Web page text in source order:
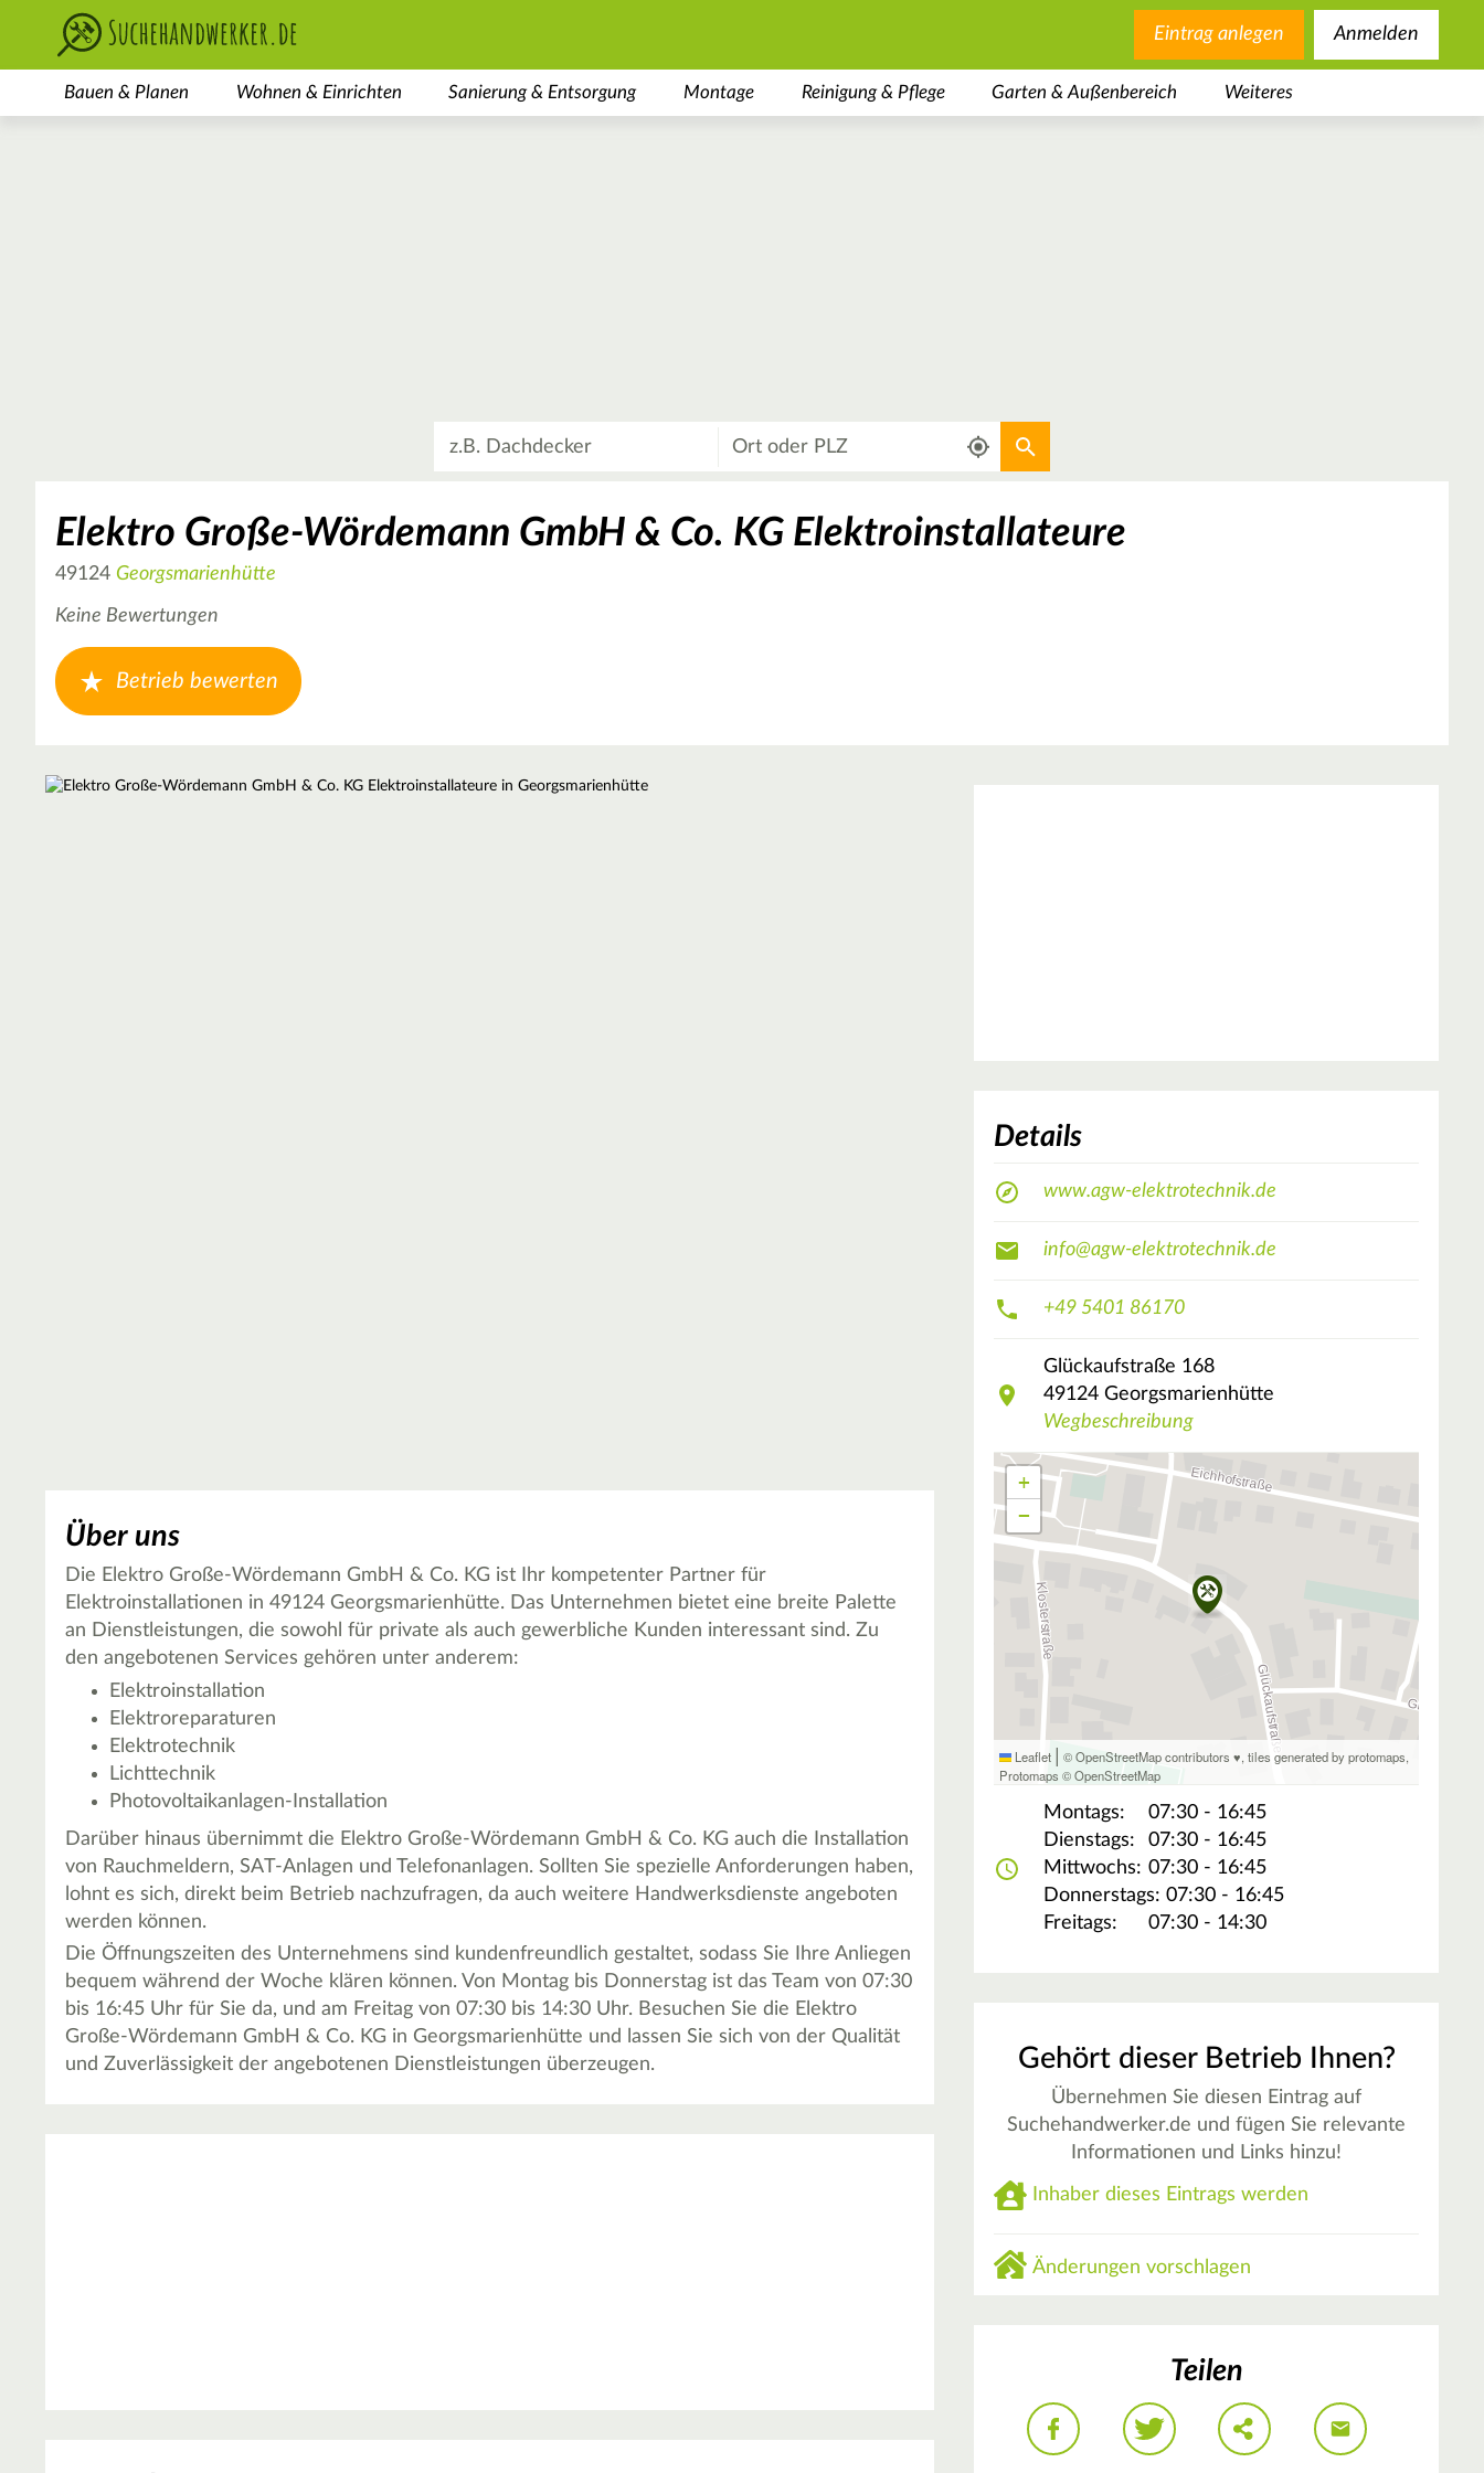
Eintrag anlegen Anmelden
Bauen & Planen Wohnen & Einrichten Sanierung & Entsorgung Montage Reinigung & Pflege Garten & Außenbereich Weiteres
Aktuellen Standort verwenden
Elektro Große-Wördemann GmbH & Co. KG Elektroinstallateure
49124 Georgsmarienhütte
Keine Bewertungen
Betrieb bewerten
Über uns
Die Elektro Große-Wördemann GmbH & Co. KG ist Ihr kompetenter Partner für
Elektroinstallationen in 49124 Georgsmarienhütte. Das Unternehmen bietet eine breite Palette
an Dienstleistungen, die sowohl für private als auch gewerbliche Kunden interessant sind. Zu
den angebotenen Services gehören unter anderem:
Elektroinstallation
Elektroreparaturen
Elektrotechnik
Lichttechnik
Photovoltaikanlagen-Installation
Darüber hinaus übernimmt die Elektro Große-Wördemann GmbH & Co. KG auch die Installation
von Rauchmeldern, SAT-Anlagen und Telefonanlagen. Sollten Sie spezielle Anforderungen haben,
lohnt es sich, direkt beim Betrieb nachzufragen, da auch weitere Handwerksdienste angeboten
werden können.
Die Öffnungszeiten des Unternehmens sind kundenfreundlich gestaltet, sodass Sie Ihre Anliegen
bequem während der Woche klären können. Von Montag bis Donnerstag ist das Team von 07:30
bis 16:45 Uhr für Sie da, und am Freitag von 07:30 bis 14:30 Uhr. Besuchen Sie die Elektro
Große-Wördemann GmbH & Co. KG in Georgsmarienhütte und lassen Sie sich von der Qualität
und Zuverlässigkeit der angebotenen Dienstleistungen überzeugen.
Details
www.agw-elektrotechnik.de
info@agw-elektrotechnik.de
+49 5401 86170
Glückaufstraße 168
49124 Georgsmarienhütte
Wegbeschreibung
+
−
Leaflet | © OpenStreetMap contributors ♥,tiles generated by protomaps,
Protomaps ©OpenStreetMap
Montags:
07:30 - 16:45
Dienstags:
07:30 - 16:45
Mittwochs: 07:30 - 16:45
Donnerstags: 07:30 - 16:45
Freitags:
07:30 - 14:30
Gehört dieser Betrieb Ihnen?
Übernehmen Sie diesen Eintrag auf
Suchehandwerker.de und fügen Sie relevante
Informationen und Links hinzu!
Inhaber dieses Eintrags werden
Änderungen vorschlagen
Teilen